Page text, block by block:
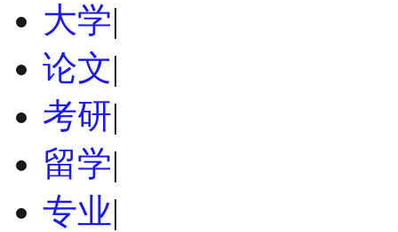
大学|
论文|
考研|
留学|
专业|